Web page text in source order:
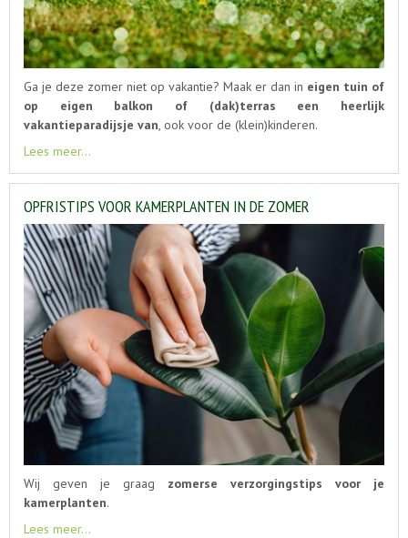
Ga je deze zomer niet op vakantie? Maak er dan in eigen tuin of
op eigen balkon of (dak)terras een heerlijk
vakantieparadijsje van , ook voor de (klein)kinderen.
Lees meer...
OPFRISTIPS VOOR KAMERPLANTEN IN DE ZOMER
Wij geven je graag zomerse verzorgingstips voor je
kamerplanten.
Lees meer...